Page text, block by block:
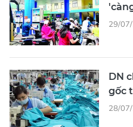
29/
DN
gốc
28/